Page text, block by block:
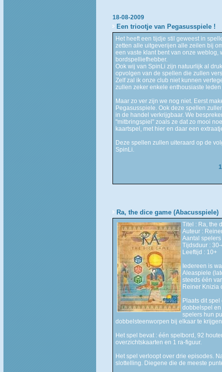
18-08-2009
Een triootje van Pegasusspiele !
Het heeft een tijdje stil geweest in
zetten alle uitgeverijen alle zeilen bij
een vaste klant bent van onze weblog,
bordspelliefhebber.
Ook wij van SpinLi zijn natuurlijk al
opvolgen van de spellen die zullen
Zelf zal ik onze club niet kunnen
zullen zeker enkele enthousiaste
Maar zo ver zijn we nog niet. Eerst
Pegasusspiele. Ook deze spellen
in de handel verkrijgbaar. We
"mitbringspiel" zoals ze dat zo mooi
kaartspel, met hier en daar een
Deze spellen zullen uiteraard op de
SpinLi.
Ra, the dice game (Abacusspiele)
Titel : Ra, the
Auteur :
Aantal spelers
Tijdsduur :
Leeftijd : 10+
Iedereen is
Aleaspiele
steeds één
Reiner Knizia
Plaats dit
dobbelspel
spelers hun
dobbelsteenworpen bij elkaar te
Het spel bevat : één spelbord, 92
overzichtskaarten en 1 ra-figuur.
Het spel verloopt over drie episodes.
slottelling. Diegene die de meeste